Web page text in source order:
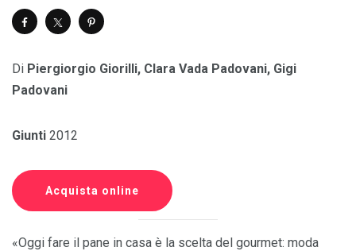
Di Piergiorgio Giorilli, Clara Vada Padovani, Gigi
Padovani
Giunti 2012
Acquista online
«Oggi fare il pane in casa è la scelta del gourmet: moda